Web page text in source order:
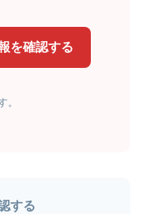
を確認する
。
する